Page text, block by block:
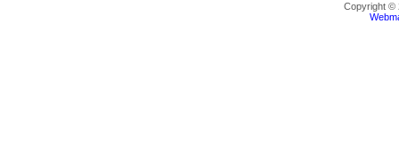
Copyright ©